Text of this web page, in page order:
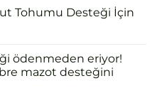
Tohumu Desteği İçin
ödenmeden eriyor!
mazot desteğini